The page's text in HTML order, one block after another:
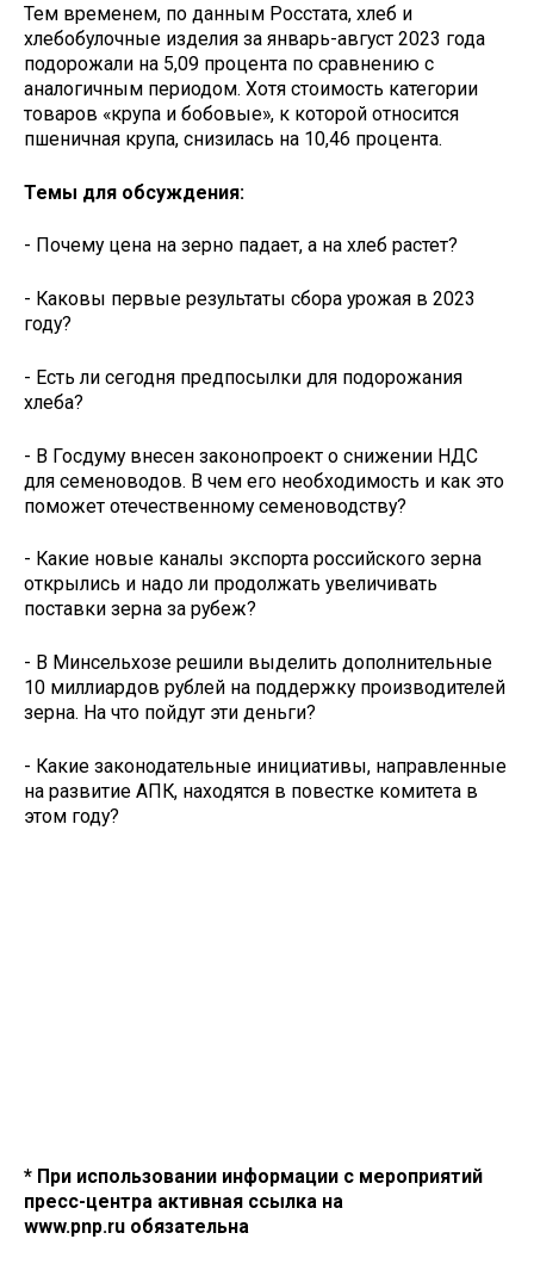
Тем временем, по данным Росстата, хлеб и
хлебобулочные изделия за январь-август 2023 года
подорожали на 5,09 процента по сравнению с
аналогичным периодом. Хотя стоимость категории
товаров «крупа и бобовые», к которой относится
пшеничная крупа, снизилась на 10,46 процента.
Темы для обсуждения:
- Почему цена на зерно падает, а на хлеб растет?
- Каковы первые результаты сбора урожая в 2023
году?
- Есть ли сегодня предпосылки для подорожания
хлеба?
- В Госдуму внесен законопроект о снижении НДС
для семеноводов. В чем его необходимость и как это
поможет отечественному семеноводству?
- Какие новые каналы экспорта российского зерна
открылись и надо ли продолжать увеличивать
поставки зерна за рубеж?
- В Минсельхозе решили выделить дополнительные
10 миллиардов рублей на поддержку производителей
зерна. На что пойдут эти деньги?
- Какие законодательные инициативы, направленные
на развитие АПК, находятся в повестке комитета в
этом году?
* При использовании информации с мероприятий
пресс-центра активная ссылка на
www.pnp.ru обязательна